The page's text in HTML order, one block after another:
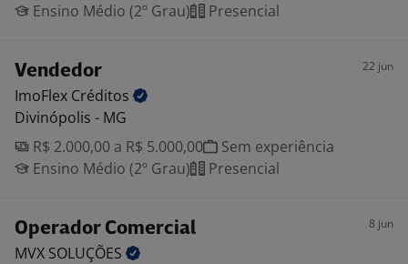
Ensino Médio (2º Grau)
Presencial
Vendedor 22 jun
ImoFlex Créditos
Divinópolis - MG
R$ 2.000,00 a R$ 5.000,00
Sem experiência
Ensino Médio (2º Grau)
Presencial
Operador Comercial 8 jun
MVX SOLUÇÕES